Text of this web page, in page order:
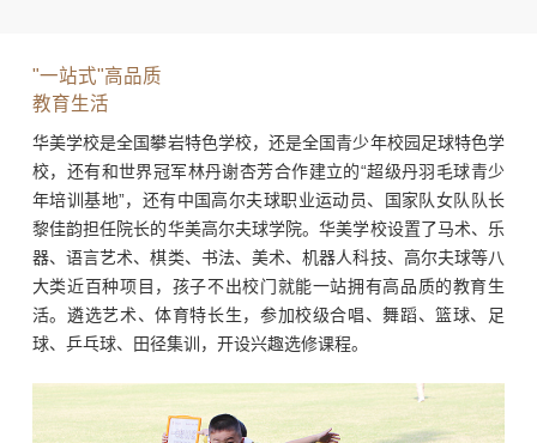
"一站式"高品质
教育生活
华美学校是全国攀岩特色学校，还是全国青少年校园足球特色学
校，还有和世界冠军林丹谢杏芳合作建立的“超级丹羽毛球青少
年培训基地”，还有中国高尔夫球职业运动员、国家队女队队长
黎佳韵担任院长的华美高尔夫球学院。华美学校设置了马术、乐
器、语言艺术、棋类、书法、美术、机器人科技、高尔夫球等八
大类近百种项目，孩子不出校门就能一站拥有高品质的教育生
活。遴选艺术、体育特长生，参加校级合唱、舞蹈、篮球、足
球、乒乓球、田径集训，开设兴趣选修课程。